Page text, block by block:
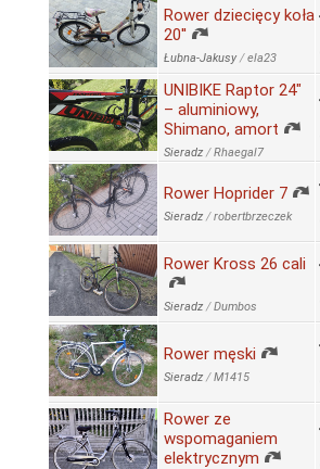
Rower dziecięcy koła
20''
Łubna-Jakusy /ela23
UNIBIKE Raptor 24"
– aluminiowy,
Shimano, amort
Sieradz /Rhaegal7
Rower Hoprider 7
Sieradz /robertbrzeczek
Rower Kross 26 cali
Sieradz /Dumbos
Rower męski
Sieradz /M1415
Rower ze
wspomaganiem
elektrycznym